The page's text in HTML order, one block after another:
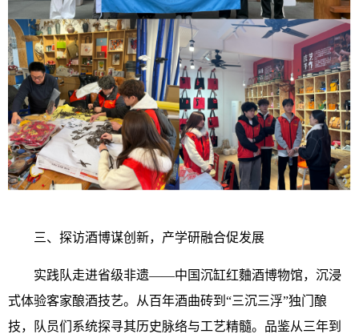
三、探访酒博谋创新，产学研融合促发展
实践队走进省级非遗——中国沉缸红麯酒博物馆，沉浸
式体验客家酿酒技艺。从百年酒曲砖到“三沉三浮”独门酿
技，队员们系统探寻其历史脉络与工艺精髓。品鉴从三年到